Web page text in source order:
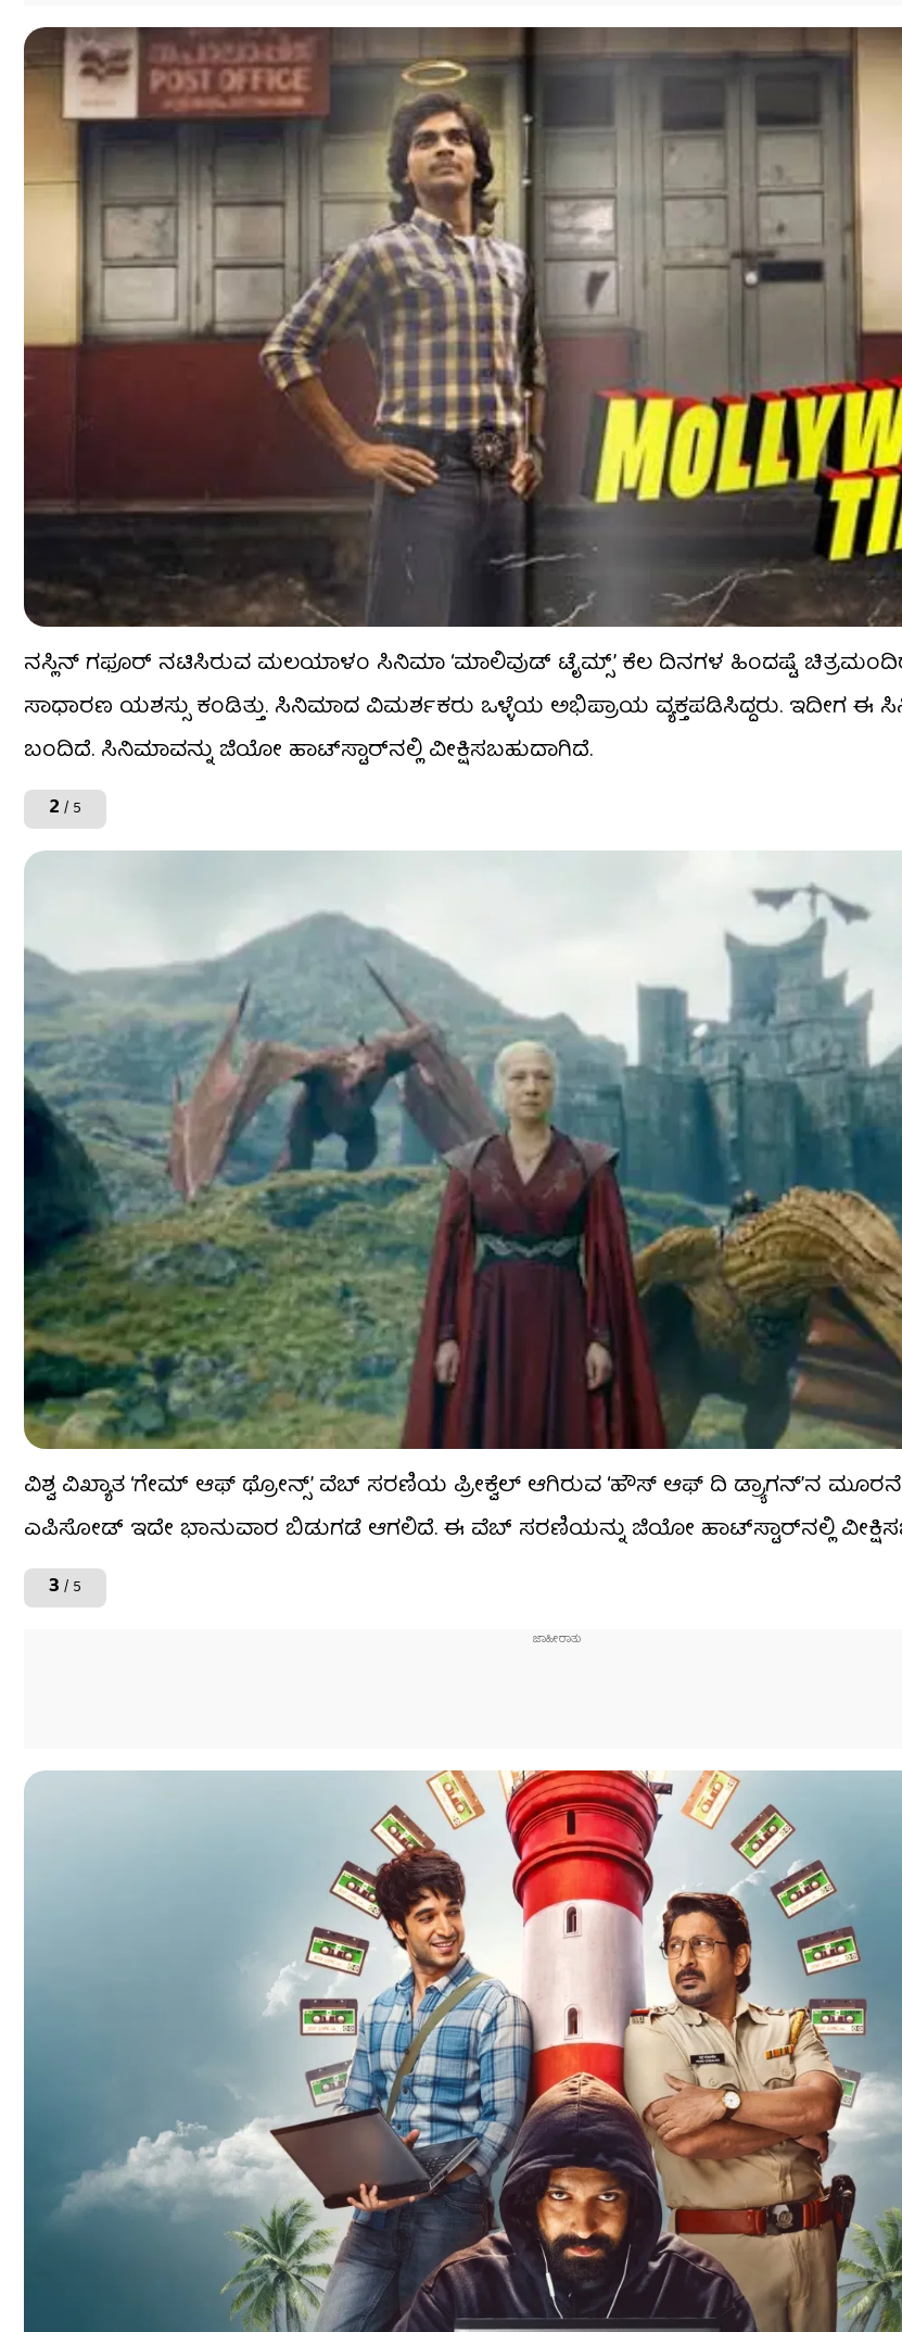
ನಸ್ಲಿನ್ ಗಫೂರ್ ನಟಿಸಿರುವ ಮಲಯಾಳಂ ಸಿನಿಮಾ ‘ಮಾಲಿವುಡ್ ಟೈಮ್ಸ್’ ಕೆಲ ದಿನಗಳ ಹಿಂದಷ್ಟೆ
ಸಾಧಾರಣ ಯಶಸ್ಸು ಕಂಡಿತ್ತು. ಸಿನಿಮಾದ ವಿಮರ್ಶಕರು ಒಳ್ಳೆಯ ಅಭಿಪ್ರಾಯ ವ್ಯಕ್ತಪಡಿಸಿದ್ದರು. ಇದೀಗ
ಬಂದಿದೆ. ಸಿನಿಮಾವನ್ನು ಜಿಯೋ ಹಾಟ್​​ಸ್ಟಾರ್​​ನಲ್ಲಿ ವೀಕ್ಷಿಸಬಹುದಾಗಿದೆ.
2 / 5
ವಿಶ್ವ ವಿಖ್ಯಾತ ‘ಗೇಮ್ ಆಫ್ ಥ್ರೋನ್ಸ್’ ವೆಬ್ ಸರಣಿಯ ಪ್ರೀಕ್ವೆಲ್ ಆಗಿರುವ ‘ಹೌಸ್ ಆಫ್ ದಿ ಡ್ರ್ಯಾಗನ್’ನ
ಎಪಿಸೋಡ್ ಇದೇ ಭಾನುವಾರ ಬಿಡುಗಡೆ ಆಗಲಿದೆ. ಈ ವೆಬ್ ಸರಣಿಯನ್ನು ಜಿಯೋ ಹಾಟ್​​ಸ್ಟಾರ್​​ನಲ್ಲಿ
3 / 5